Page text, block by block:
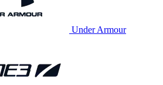
Under Armour